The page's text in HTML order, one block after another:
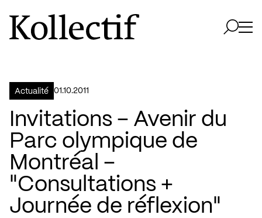
Aller à la page d'accueil
Logo Kollectif
Actualité 01.10.2011
Invitations – Avenir du
Parc olympique de
Montréal –
"Consultations +
Journée de réflexion"